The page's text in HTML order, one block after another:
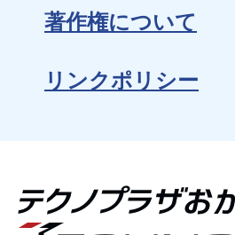
著作権について
リンクポリシー